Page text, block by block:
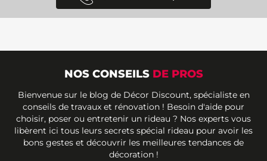
NOS CONSEILS DE PROS
Bienvenue sur le blog de Décor Discount, spécialiste en
conseils de travaux et rénovation ! Besoin d'aide pour
choisir, poser ou entretenir un rideau ? Nos experts vous
libèrent ici tous leurs secrets spécial rideau pour avoir les
bons gestes et découvrir les meilleures tendances de
décoration !